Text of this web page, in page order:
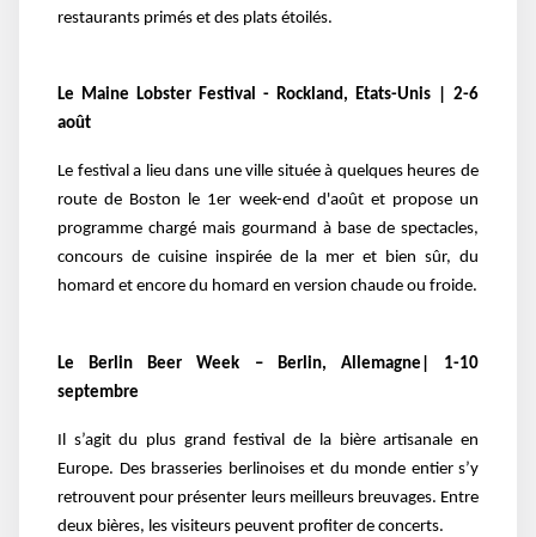
restaurants primés et des plats étoilés.
Le Maine Lobster Festival - Rockland, Etats-Unis | 2-6
août
Le festival a lieu dans une ville située à quelques heures de
route de Boston le 1er week-end d'août et propose un
programme chargé mais gourmand à base de spectacles,
concours de cuisine inspirée de la mer et bien sûr, du
homard et encore du homard en version chaude ou froide.
Le Berlin Beer Week – Berlin, Allemagne| 1-10
septembre
Il s’agit du plus grand festival de la bière artisanale en
Europe. Des brasseries berlinoises et du monde entier s’y
retrouvent pour présenter leurs meilleurs breuvages. Entre
deux bières, les visiteurs peuvent profiter de concerts.